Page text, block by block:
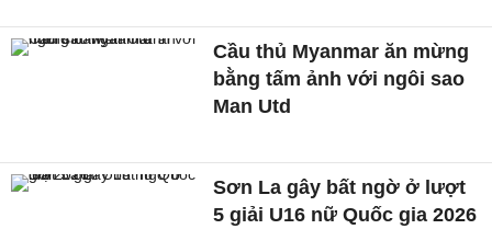
Cầu thủ Myanmar ăn mừng
bằng tấm ảnh với ngôi sao
Man Utd
Sơn La gây bất ngờ ở lượt
5 giải U16 nữ Quốc gia 2026